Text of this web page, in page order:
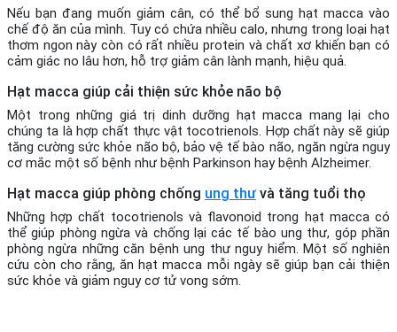
Nếu bạn đang muốn giảm cân, có thể bổ sung hạt macca vào
chế độ ăn của mình. Tuy có chứa nhiều calo, nhưng trong loại hạt
thơm ngon này còn có rất nhiều protein và chất xơ khiến bạn có
cảm giác no lâu hơn, hỗ trợ giảm cân lành mạnh, hiệu quả.
Hạt macca giúp cải thiện sức khỏe não bộ
Một trong những giá trị dinh dưỡng hạt macca mang lại cho
chúng ta là hợp chất thực vật tocotrienols. Hợp chất này sẽ giúp
tăng cường sức khỏe não bộ, bảo vệ tế bào não, ngăn ngừa nguy
cơ mắc một số bệnh như bệnh Parkinson hay bệnh Alzheimer.
Hạt macca giúp phòng chống ung thư và tăng tuổi thọ
Những hợp chất tocotrienols và flavonoid trong hạt macca có
thể giúp phòng ngừa và chống lại các tế bào ung thư, góp phần
phòng ngừa những căn bệnh ung thư nguy hiểm. Một số nghiên
cứu còn cho rằng, ăn hạt macca mỗi ngày sẽ giúp bạn cải thiện
sức khỏe và giảm nguy cơ tử vong sớm.